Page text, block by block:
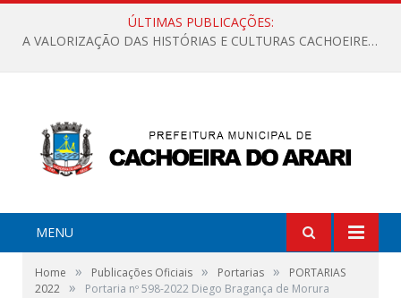
ÚLTIMAS PUBLICAÇÕES:
A VALORIZAÇÃO DAS HISTÓRIAS E CULTURAS CACHOEIRENSES
MENU
Home » Publicações Oficiais » Portarias »
PORTARIAS
2022 » Portaria nº 598-2022 Diego Bragança de Morura